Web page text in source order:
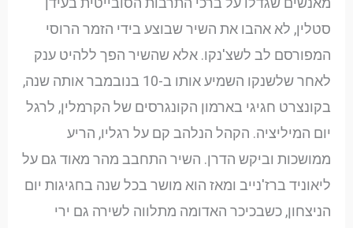
סטלין, לא אהבו את השיר שבוצע בידי הזמר הרוסי
המפורסם לב לשצ'נקו. אלא שהשיר הפך ללהיט ענק
לאחר שלשנקו השמיע אותו ב-10 בנובמבר אותה שנה,
בקונצרט חגיגי בארמון הקונגרסים של הקרמלין, לרגל
יום המיליציה. הקהל הנלהב קם על רגליו, הריע
ממושכות וביקש הדרן. השיר התחבב מהר מאוד גם על
ליאוניד ברז'נייב ומאז הוא מושר בכל שנה בחגיגות יום
הניצחון, כשבכיכר האדומה מתלווה לשירה גם ירי